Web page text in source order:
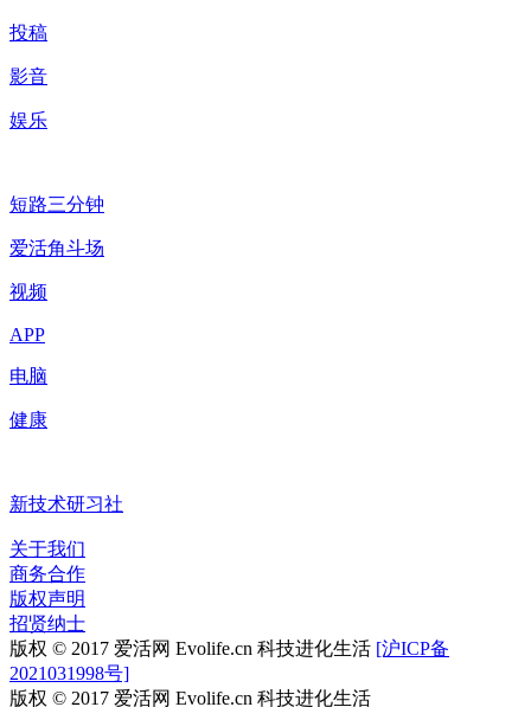
投稿
影音
娱乐
短路三分钟
爱活角斗场
视频
APP
电脑
健康
新技术研习社
关于我们
商务合作
版权声明
招贤纳士
版权 © 2017 爱活网 Evolife.cn 科技进化生活 [沪ICP备
2021031998号]
版权 © 2017 爱活网 Evolife.cn 科技进化生活